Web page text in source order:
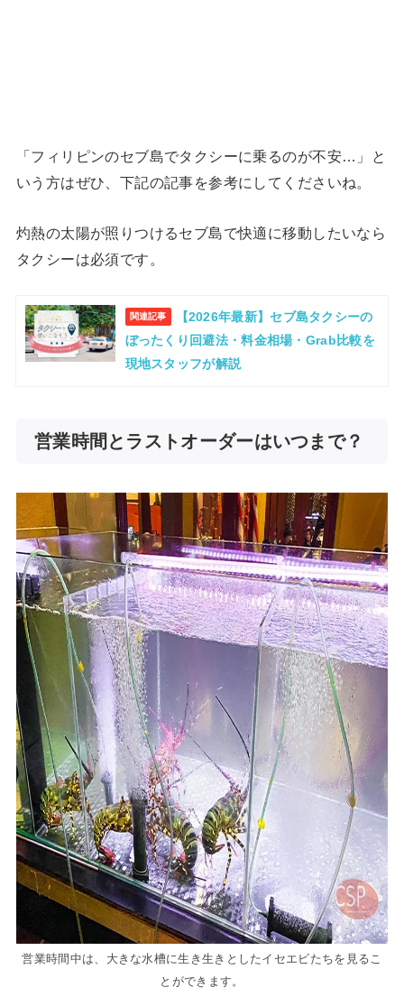
「フィリピンのセブ島でタクシーに乗るのが不安…」と
いう方はぜひ、下記の記事を参考にしてくださいね。
灼熱の太陽が照りつけるセブ島で快適に移動したいなら
タクシーは必須です。
関連記事
【2026年最新】セブ島タクシーの
ぼったくり回避法・料金相場・Grab比較を
現地スタッフが解説
営業時間とラストオーダーはいつまで？
営業時間中は、大きな水槽に生き生きとしたイセエビたちを見るこ
とができます。